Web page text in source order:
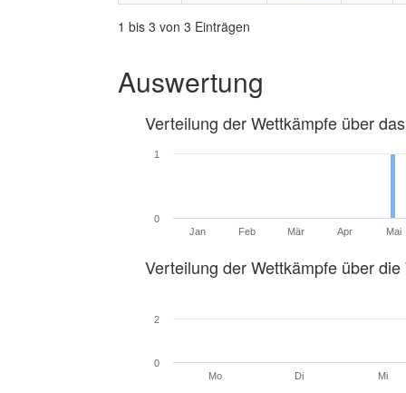
1 bis 3 von 3 Einträgen
Auswertung
Verteilung der Wettkämpfe über
Jan Feb Mär Apr Mai
0
1
Verteilung der Wettkämpfe über die
Mo Di Mi
0
2